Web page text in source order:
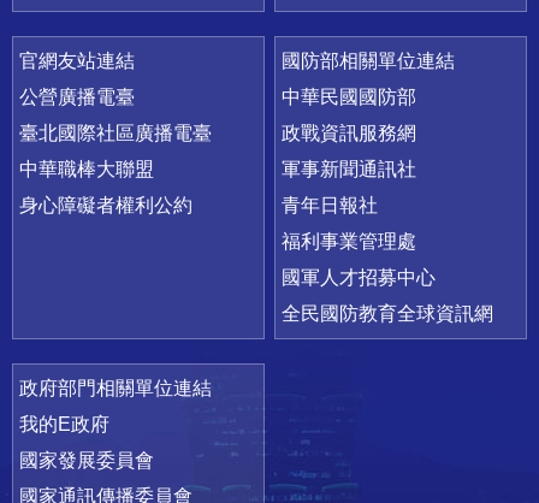
官網友站連結
公營廣播電臺
臺北國際社區廣播電臺
中華職棒大聯盟
身心障礙者權利公約
國防部相關單位連結
中華民國國防部
政戰資訊服務網
軍事新聞通訊社
青年日報社
福利事業管理處
國軍人才招募中心
全民國防教育全球資訊網
政府部門相關單位連結
我的E政府
國家發展委員會
國家通訊傳播委員會